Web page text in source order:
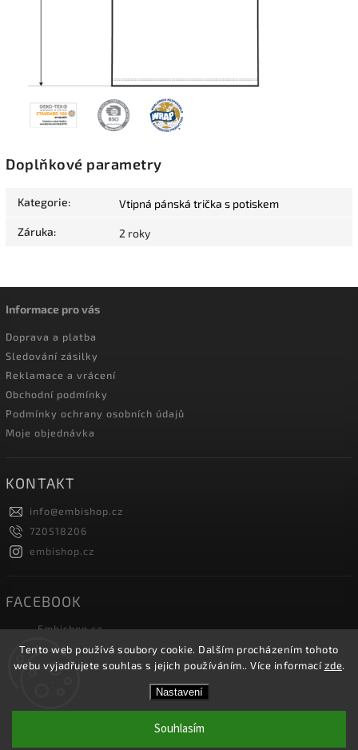
Tento web používá soubory cookie. Dalším procházením tohoto
webu vyjadřujete souhlas s jejich používáním.. Více informacízde.
Nastavení
Souhlasím
Doplňkové parametry
Kategorie: Vtipná pánská trička s potiskem
Záruka: 2 roky
Informace pro vás
Doprava a platba
Sledování zásilky
Reklamace a vrácení
Obchodní podmínky
Podmínky ochrany osobních údajů
Moje objednávka
KONTAKT
info@embishop.cz
720518206
embishop.cz
FACEBOOK
Embishop.cz
Embishop.cz. Všechna práva vyhrazena.
Shoptet